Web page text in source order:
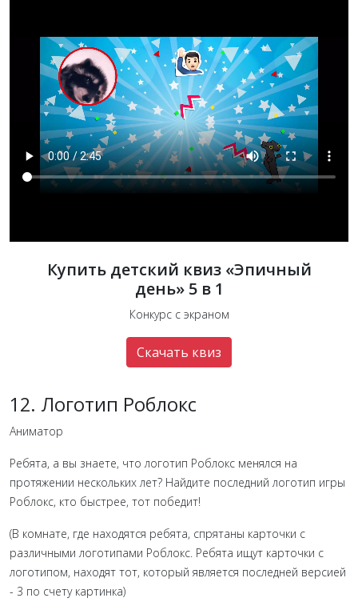
Купить детский квиз «Эпичный
день» 5 в 1
Конкурс с экраном
Скачать квиз
12. Логотип Роблокс
Аниматор
Ребята, а вы знаете, что логотип Роблокс менялся на
протяжении нескольких лет? Найдите последний логотип игры
Роблокс, кто быстрее, тот победит!
(В комнате, где находятся ребята, спрятаны карточки с
различными логотипами Роблокс. Ребята ищут карточки с
логотипом, находят тот, который является последней версией
- 3 по счету картинка)